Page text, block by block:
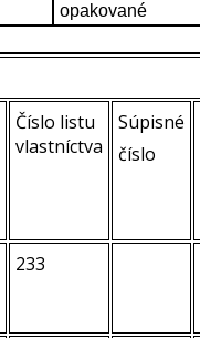
opakované
Číslo listu
vlastníctva
Súpisné
číslo
233